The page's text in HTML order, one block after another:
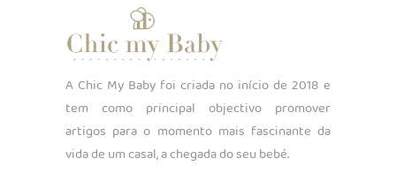
A Chic My Baby foi criada no início de 2018 e
tem como principal objectivo promover
artigos para o momento mais fascinante da
vida de um casal, a chegada do seu bebé.